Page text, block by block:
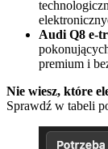
Audi Q8 e-
premium i
Nie wiesz, które
Sprawdź w tabeli